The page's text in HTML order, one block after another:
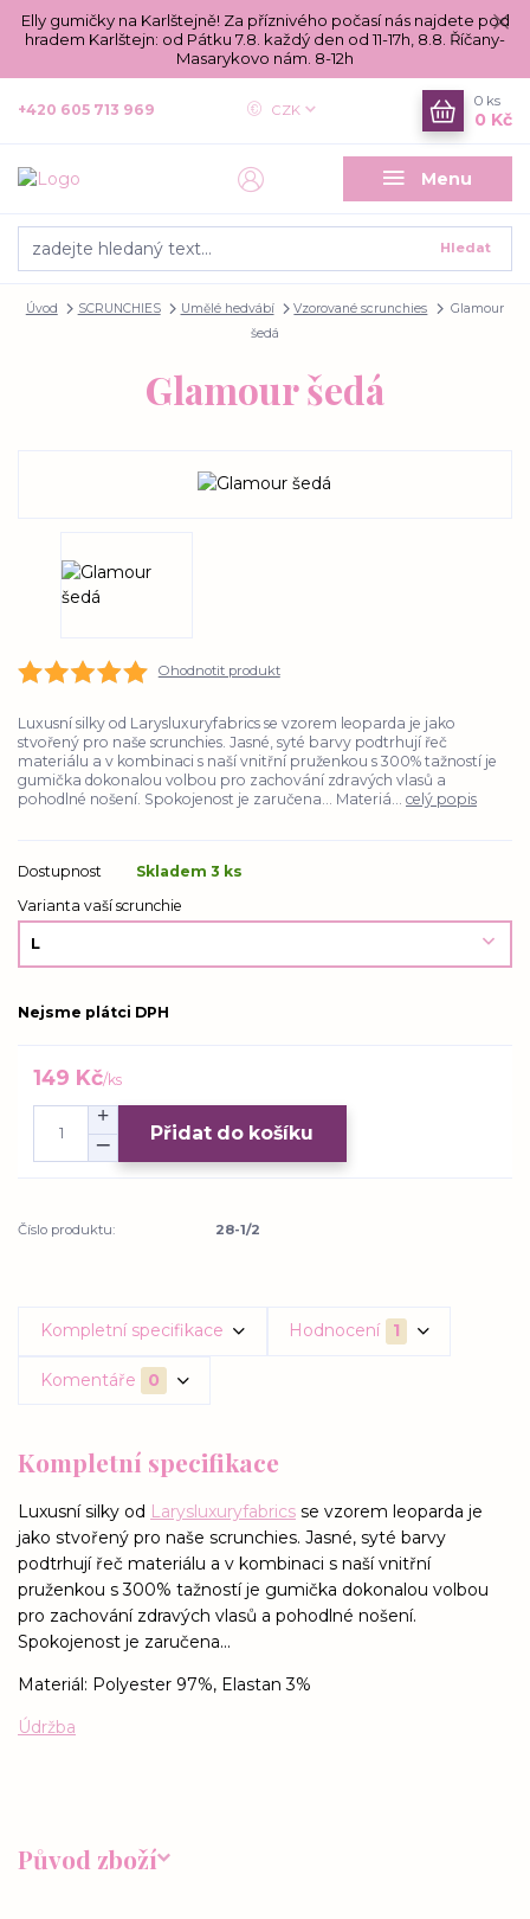
Elly gumičky na Karlštejně! Za příznivého počasí nás najdete pod
hradem Karlštejn: od Pátku 7.8. každý den od 11-17h, 8.8. Říčany-
Masarykovo nám. 8-12h
Menu
CZK
Hledat
+420 605 713 969
0 ks
0 Kč
Úvod SCRUNCHIES Umělé hedvábí Vzorované scrunchies
Glamour
šedá
Glamour šedá
Ohodnotit produkt
Luxusní silky od Larysluxuryfabrics se vzorem leoparda je jako
stvořený pro naše scrunchies. Jasné, syté barvy podtrhují řeč
materiálu a v kombinaci s naší vnitřní pruženkou s 300% tažností je
gumička dokonalou volbou pro zachování zdravých vlasů a
pohodlné nošení. Spokojenost je zaručena... Materiá... celý popis
Dostupnost
Skladem 3 ks
Varianta vaší scrunchie
Nejsme plátci DPH
149 Kč/ks
Přidat do košíku
Číslo produktu: 28-1/2
Kompletní specifikace Hodnocení 1
Komentáře 0
Kompletní specifikace
Luxusní silky od Larysluxuryfabrics se vzorem leoparda je
jako stvořený pro naše scrunchies. Jasné, syté barvy
podtrhují řeč materiálu a v kombinaci s naší vnitřní
pruženkou s 300% tažností je gumička dokonalou volbou
pro zachování zdravých vlasů a pohodlné nošení.
Spokojenost je zaručena...
Materiál: Polyester 97%, Elastan 3%
Údržba
Původ zboží